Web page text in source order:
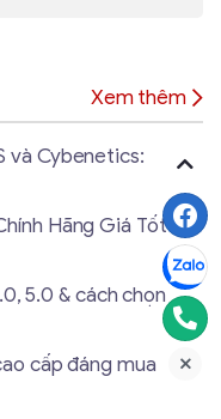
Xem thêm
và Cybenetics:
Hãng Giá Tốt Tại
5.0 & cách chọn
cấp đáng mua